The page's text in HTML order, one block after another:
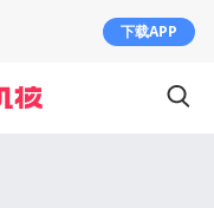
下载APP